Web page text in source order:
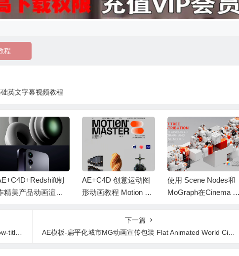
程
英文字幕视频教程
制
精美产品动画渲染
AE+C4D 创意运动图
形动画教程 Motion M
使用 Scene Nodes和
MoGraph在Cinema 4
pack
下一篇
AE模板-扁平化城市MG动画宣传包装 Flat Animated World Cities